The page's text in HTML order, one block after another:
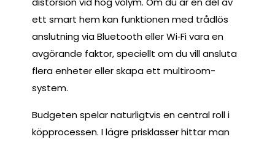
ett smart hem kan funktionen med trådlös
anslutning via Bluetooth eller Wi‑Fi vara en
avgörande faktor, speciellt om du vill ansluta
flera enheter eller skapa ett multiroom-
system.
Budgeten spelar naturligtvis en central roll i
köpprocessen. I lägre prisklasser hittar man